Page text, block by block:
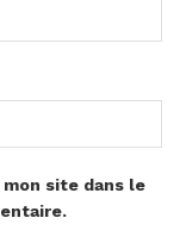
site dans le